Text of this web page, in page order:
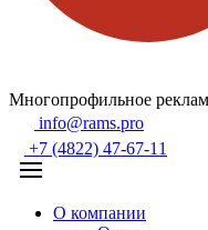
Многопрофильное
info@rams.pro
+7 (4822) 47-67-11
О компании